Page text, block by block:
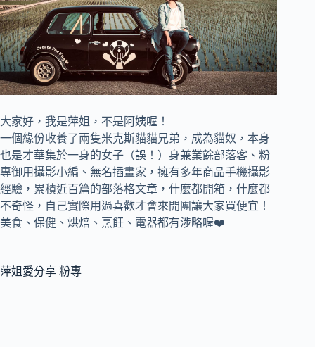
大家好，我是萍姐，不是阿姨喔！
一個緣份收養了兩隻米克斯貓貓兄弟，成為貓奴， 本身
也是才華集於一身的女子（誤！）身兼業餘部落客、 粉
專御用攝影小編、 無名插畫家， 擁有多年商品手機攝影
經驗，累積近百篇的部落格文章， 什麼都開箱，什麼都
不奇怪，自己實際用過喜歡才會來開團讓大家買便宜！
美食、保健、烘焙、烹飪、電器都有涉略喔❤️
萍姐愛分享 粉專